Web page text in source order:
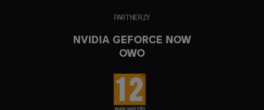
PARTNERZY
NVIDIA GEFORCE NOW
OWO